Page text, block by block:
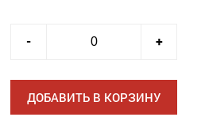
- +
ДОБАВИТЬ В КОРЗИНУ